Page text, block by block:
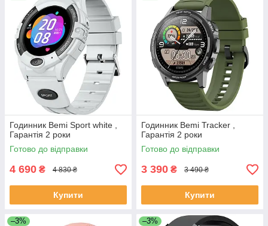
Годинник Bemi Sport white ,
Гарантія 2 роки
Готово до відправки
4 690 ₴ 4 830 ₴
Купити
Годинник Bemi Tracker ,
Гарантія 2 роки
Готово до відправки
3 390 ₴ 3 490 ₴
Купити
–3% –3%